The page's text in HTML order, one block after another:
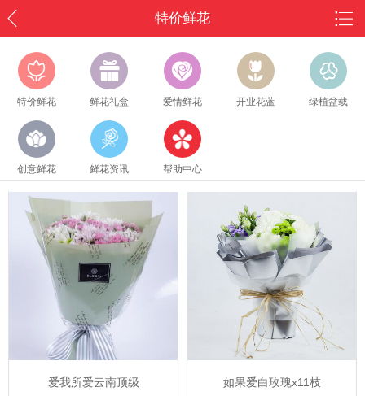
特价鲜花
特价鲜花 鲜花礼盒 爱情鲜花 开业花蓝 绿植盆载
创意鲜花 鲜花资讯 帮助中心
爱我所爱云南顶级
如果爱白玫瑰x11枝